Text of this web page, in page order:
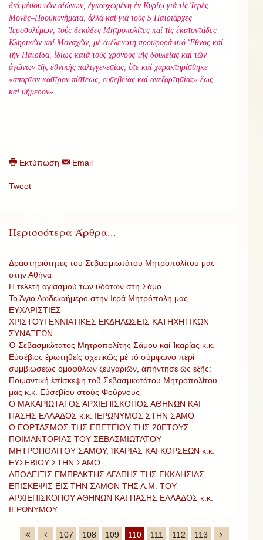
διά μέσου τῶν αἰώνων, ἐγκαυχωμένη ἐν Κυρίῳ γιά τίς Ἱερές
Μονές–Προσκυνήματα, ἀλλά καί γιά τούς 5 Πατριάρχες
Ἱεροσολύμων, τούς δεκάδες Μητροπολίτες καί τίς ἑκατοντάδες
Κληρικῶν καί Μοναχῶν, μέ ἀτέλειωτη προσφορά στό Ἔθνος καί
τήν Πατρίδα, ἰδίως κατά τούς χρόνους τῆς δουλείας καί τῶν
ἀγώνων τῆς ἐθνικῆς παλιγγενεσίας, ὅτε καί χαρακτηρίσθηκε
«ἄπαρτον κάστρον πίστεως, εὐσεβείας καί ἀνεξαρτησίας» ἕως
καί σήμερον».
Εκτύπωση Email
Tweet
Περισσότερα Άρθρα...
Δραστηριότητες του Σεβασμιωτάτου Μητροπολίτου μας
στην Αθήνα
Η τελετή αγιασμού των υδάτων στη Σάμο
Το Άγιο Δωδεκαήμερο στην Ιερά Μητρόπολη μας
ΕΥΧΑΡΙΣΤΙΕΣ
ΧΡΙΣΤΟΥΓΕΝΝΙΑΤΙΚΕΣ ΕΚΔΗΛΩΣΕΙΣ ΚΑΤΗΧΗΤΙΚΩΝ
ΣΥΝΑΞΕΩΝ
Ὁ Σεβασμιώτατος Μητροπολίτης Σάμου καί Ἰκαρίας κ.κ.
Εὐσέβιος ἐρωτηθείς σχετικῶς μέ τό σύμφωνο περί
συμβιώσεως ὁμοφύλων ζευγαριῶν, ἀπήντησε ὡς ἐξῆς:
Ποιμαντική ἐπίσκεψη τοῦ Σεβασμιωτάτου Μητροπολίτου
μας κ.κ. Εὐσεβίου στούς Φούρνους
Ο ΜΑΚΑΡΙΩΤΑΤΟΣ ΑΡΧΙΕΠΙΣΚΟΠΟΣ ΑΘΗΝΩΝ ΚΑΙ
ΠΑΣΗΣ ΕΛΛΑΔΟΣ κ.κ. ΙΕΡΩΝΥΜΟΣ ΣΤΗΝ ΣΑΜΟ
Ο ΕΟΡΤΑΣΜΟΣ ΤΗΣ ΕΠΕΤΕΙΟΥ ΤΗΣ 20ΕΤΟΥΣ
ΠΟΙΜΑΝΤΟΡΙΑΣ ΤΟΥ ΣΕΒΑΣΜΙΩΤΑΤΟΥ
ΜΗΤΡΟΠΟΛΙΤΟΥ ΣΑΜΟΥ, ἸΚΑΡΙΑΣ ΚΑΙ ΚΟΡΣΕΩΝ κ.κ.
ΕΥΣΕΒΙΟΥ ΣΤΗΝ ΣΑΜΟ
ΑΠΟΔΕΙΞΙΣ ΕΜΠΡΑΚΤΗΣ ΑΓΑΠΗΣ ΤΗΣ ΕΚΚΛΗΣΙΑΣ
ΕΠΙΣΚΕΨΙΣ ΕΙΣ ΤΗΝ ΣΑΜΟΝ ΤΗΣ Α.Μ. ΤΟΥ
ΑΡΧΙΕΠΙΣΚΟΠΟΥ ΑΘΗΝΩΝ ΚΑΙ ΠΑΣΗΣ ΕΛΛΑΔΟΣ κ.κ.
ΙΕΡΩΝΥΜΟΥ
107 108 109 110 111 112 113